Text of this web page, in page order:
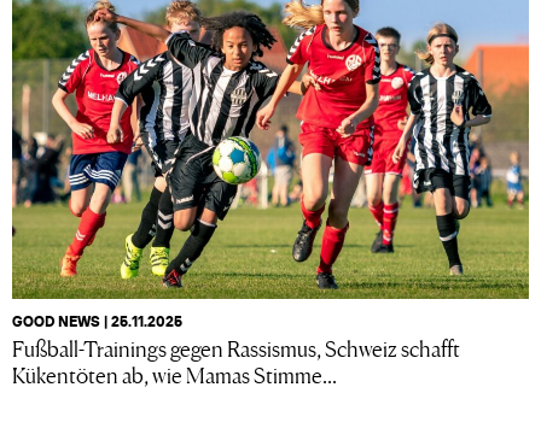
GOOD NEWS | 25.11.2025
Fußball-Trainings gegen Rassismus, Schweiz schafft
Kükentöten ab, wie Mamas Stimme...